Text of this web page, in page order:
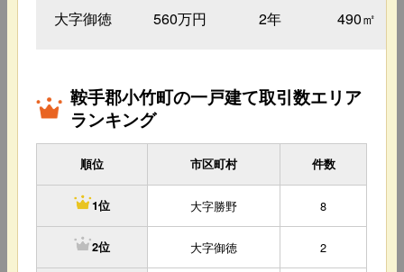
大字御徳 560万円 2年 490㎡
鞍手郡小竹町の一戸建て取引数エリア
ランキング
順位 市区町村 件数
1位 大字勝野 8
2位 大字御徳 2